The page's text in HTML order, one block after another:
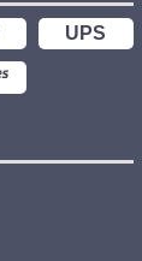
UPS